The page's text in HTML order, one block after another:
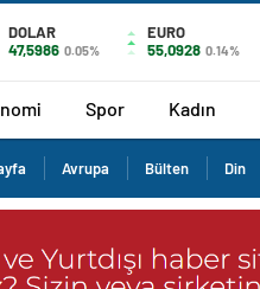
DOLAR
47,5986 0.05%
EURO
55,0928 0.14%
Spor Kadın
Avrupa Bülten Din